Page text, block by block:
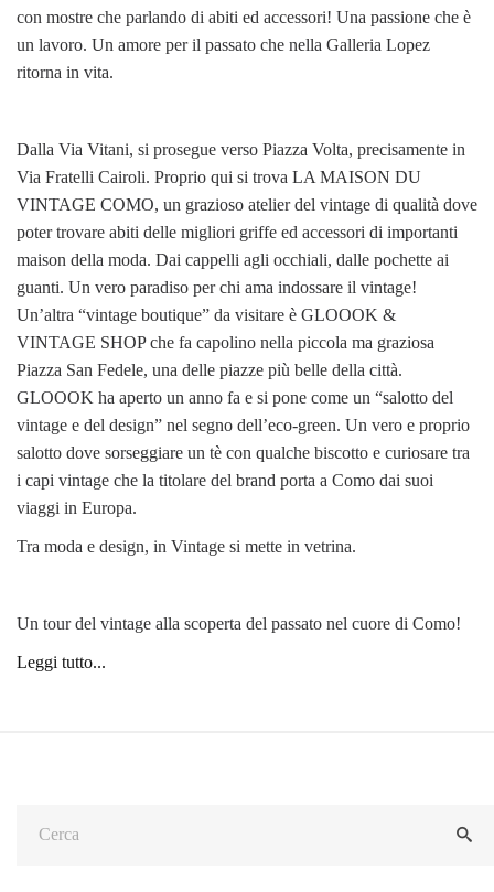
con mostre che parlando di abiti ed accessori! Una passione che è
un lavoro. Un amore per il passato che nella Galleria Lopez
ritorna in vita.
Dalla Via Vitani, si prosegue verso Piazza Volta, precisamente in
Via Fratelli Cairoli. Proprio qui si trova LA MAISON DU
VINTAGE COMO, un grazioso atelier del vintage di qualità dove
poter trovare abiti delle migliori griffe ed accessori di importanti
maison della moda. Dai cappelli agli occhiali, dalle pochette ai
guanti. Un vero paradiso per chi ama indossare il vintage!
Un’altra “vintage boutique” da visitare è GLOOOK &
VINTAGE SHOP che fa capolino nella piccola ma graziosa
Piazza San Fedele, una delle piazze più belle della città.
GLOOOK ha aperto un anno fa e si pone come un “salotto del
vintage e del design” nel segno dell’eco-green. Un vero e proprio
salotto dove sorseggiare un tè con qualche biscotto e curiosare tra
i capi vintage che la titolare del brand porta a Como dai suoi
viaggi in Europa.
Tra moda e design, in Vintage si mette in vetrina.
Un tour del vintage alla scoperta del passato nel cuore di Como!
Leggi tutto...